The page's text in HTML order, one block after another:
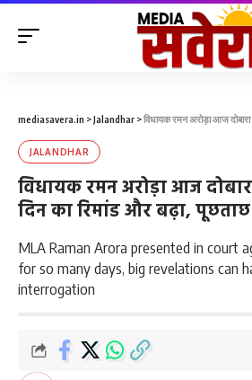
mediasavera.in >Jalandhar >विधायक रमन अरोड़ा आज दोबारा कोर्ट में
JALANDHAR
विधायक रमन अरोड़ा आज
दिन का रिमांड और बढ़ा, पूछताछ
MLA Raman Arora presented in court
for so many days, big revelations can
interrogation